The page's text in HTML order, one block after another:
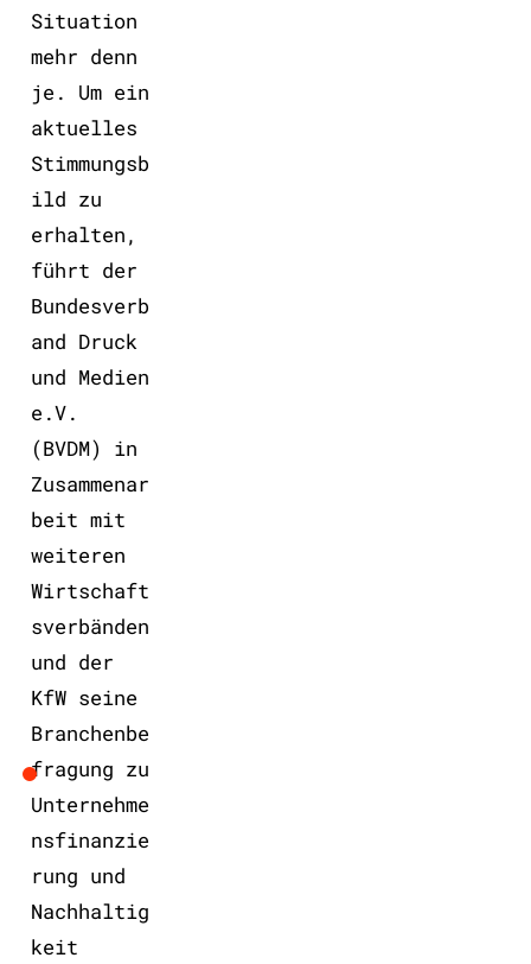
Situation
mehr denn
je. Um ein
aktuelles
Stimmungsb
ild zu
erhalten,
führt der
Bundesverb
and Druck
und Medien
e.V.
(BVDM) in
Zusammenar
beit mit
weiteren
Wirtschaft
sverbänden
und der
KfW seine
Branchenbe
fragung zu
Unternehme
nsfinanzie
rung und
Nachhaltig
keit